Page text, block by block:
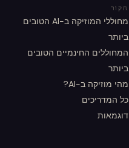
חקור
מחוללי המוזיקה ב-AI הטובים
ביותר
המחוללים החינמיים הטובים
ביותר
מהי מוזיקה ב-AI?
כל המדריכים
דוגמאות